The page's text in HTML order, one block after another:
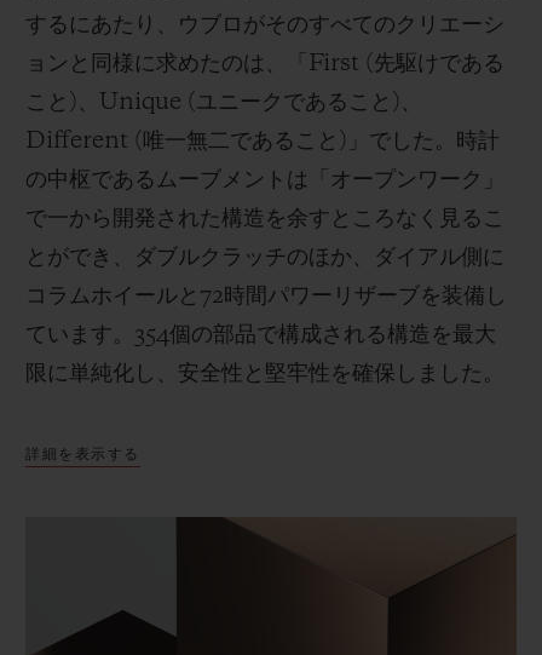
するにあたり、ウブロがそのすべてのクリエーシ
ョンと同様に求めたのは、「First (先駆けである
こと)、Unique (ユニークであること)、
Different (唯一無二であること)」でした。時計
の中枢であるムーブメントは「オープンワーク」
で一から開発された構造を余すところなく見るこ
とができ、ダブルクラッチのほか、ダイアル側に
コラムホイールと72時間パワーリザーブを装備し
ています。354個の部品で構成される構造を最大
限に単純化し、安全性と堅牢性を確保しました。
詳細を表示する